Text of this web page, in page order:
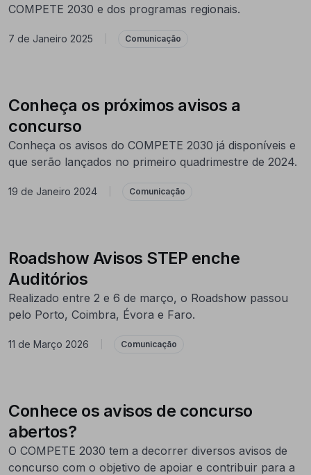
COMPETE 2030 e dos programas regionais.
7 de Janeiro 2025 Comunicação
Conheça os próximos avisos a
concurso
Conheça os avisos do COMPETE 2030 já disponíveis e
que serão lançados no primeiro quadrimestre de 2024.
19 de Janeiro 2024 Comunicação
Roadshow Avisos STEP enche
Auditórios
Realizado entre 2 e 6 de março, o Roadshow passou
pelo Porto, Coimbra, Évora e Faro.
11 de Março 2026 Comunicação
Conhece os avisos de concurso
abertos?
O COMPETE 2030 tem a decorrer diversos avisos de
concurso com o objetivo de apoiar e contribuir para a